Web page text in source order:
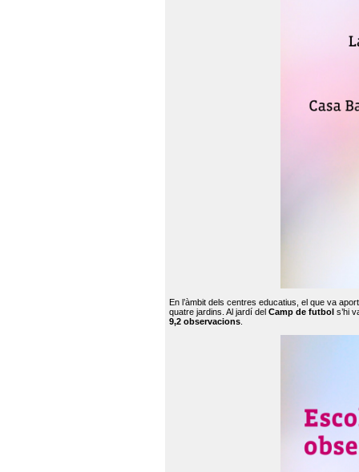
En l’àmbit dels centres educatius, el que va
quatre jardins. Al jardí del Camp de futbol s’hi
9,2 observacions